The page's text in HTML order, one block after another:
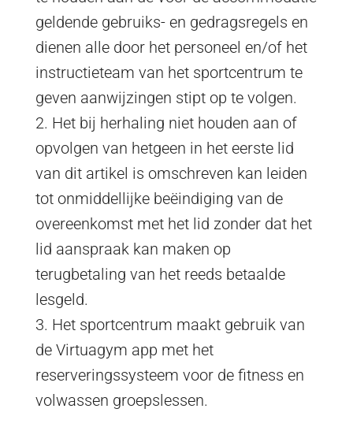
geldende gebruiks- en gedragsregels en
dienen alle door het personeel en/of het
instructieteam van het sportcentrum te
geven aanwijzingen stipt op te volgen.
2. Het bij herhaling niet houden aan of
opvolgen van hetgeen in het eerste lid
van dit artikel is omschreven kan leiden
tot onmiddellijke beëindiging van de
overeenkomst met het lid zonder dat het
lid aanspraak kan maken op
terugbetaling van het reeds betaalde
lesgeld.
3. Het sportcentrum maakt gebruik van
de Virtuagym app met het
reserveringssysteem voor de fitness en
volwassen groepslessen.